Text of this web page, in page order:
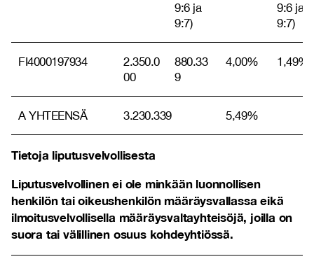
9:6 ja
9:7)
9:6 ja
9:7)
FI4000197934
2.350.0
00
880.33
9
4,00% 1,49%
A YHTEENSÄ 3.230.339 5,49%
Tietoja liputusvelvollisesta
Liputusvelvollinen ei ole minkään luonnollisen
henkilön tai oikeushenkilön määräysvallassa eikä
ilmoitusvelvollisella määräysvaltayhteisöjä, joilla on
suora tai välillinen osuus kohdeyhtiössä.